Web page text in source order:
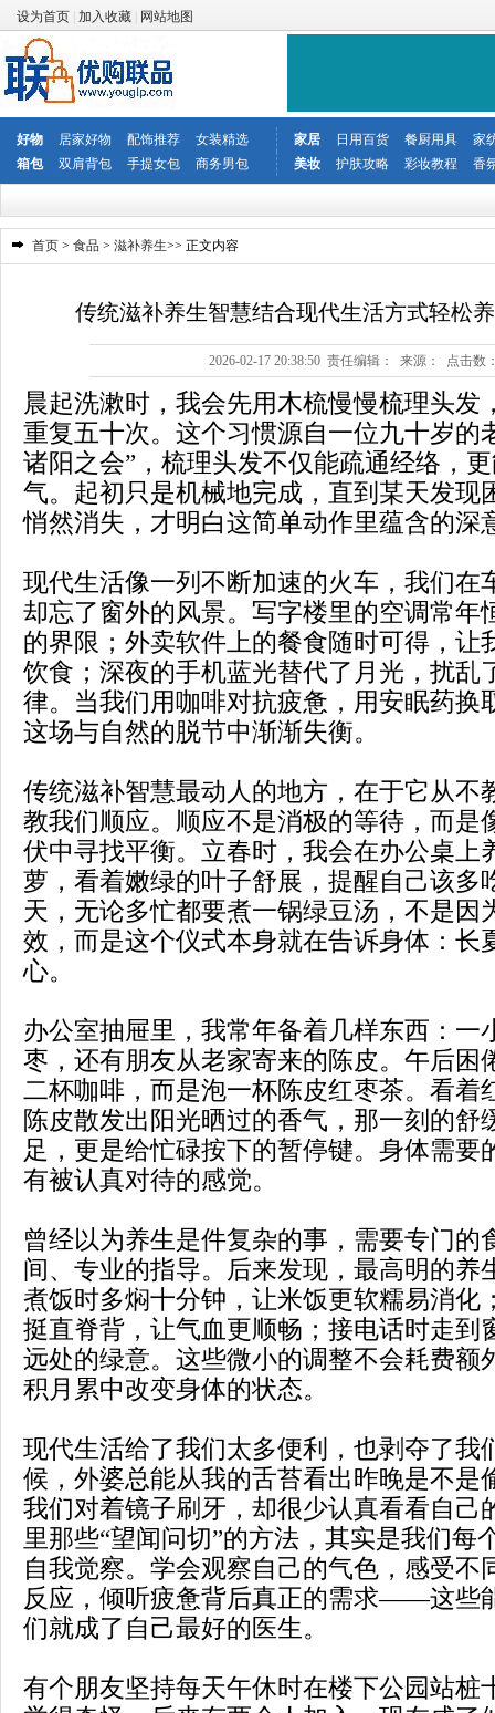
设为首页 加入收藏 网站地图
好物 居家好物 配饰推荐 女装精选 家居 日用百货 餐厨用具
家
箱包
双肩背包 手提女包 商务男包 美妆 护肤攻略 彩妆教程 香
首页 > 食品 > 滋补养生>> 正文内容
传统滋补养生智慧结合现代生活方式轻松
2026-02-17 20:38:50 责任编辑： 来源： 点击数
晨起洗漱时，我会先用木梳慢慢梳理头发
重复五十次。这个习惯源自一位九十岁的
诸阳之会”，梳理头发不仅能疏通经络，
气。起初只是机械地完成，直到某天发现
悄然消失，才明白这简单动作里蕴含的深
现代生活像一列不断加速的火车，我们在
却忘了窗外的风景。写字楼里的空调常年
的界限；外卖软件上的餐食随时可得，让
饮食；深夜的手机蓝光替代了月光，扰乱
律。当我们用咖啡对抗疲惫，用安眠药换
这场与自然的脱节中渐渐失衡。
传统滋补智慧最动人的地方，在于它从不
教我们顺应。顺应不是消极的等待，而是
伏中寻找平衡。立春时，我会在办公桌上
萝，看着嫩绿的叶子舒展，提醒自己该多
天，无论多忙都要煮一锅绿豆汤，不是因
效，而是这个仪式本身就在告诉身体：长
心。
办公室抽屉里，我常年备着几样东西：一
枣，还有朋友从老家寄来的陈皮。午后困
二杯咖啡，而是泡一杯陈皮红枣茶。看着
陈皮散发出阳光晒过的香气，那一刻的舒
足，更是给忙碌按下的暂停键。身体需要
有被认真对待的感觉。
曾经以为养生是件复杂的事，需要专门的
间、专业的指导。后来发现，最高明的养
煮饭时多焖十分钟，让米饭更软糯易消化
挺直脊背，让气血更顺畅；接电话时走到
远处的绿意。这些微小的调整不会耗费额
积月累中改变身体的状态。
现代生活给了我们太多便利，也剥夺了我
候，外婆总能从我的舌苔看出昨晚是不是
我们对着镜子刷牙，却很少认真看看自己
里那些“望闻问切”的方法，其实是我们每
自我觉察。学会观察自己的气色，感受不
反应，倾听疲惫背后真正的需求——这些
们就成了自己最好的医生。
有个朋友坚持每天午休时在楼下公园站桩